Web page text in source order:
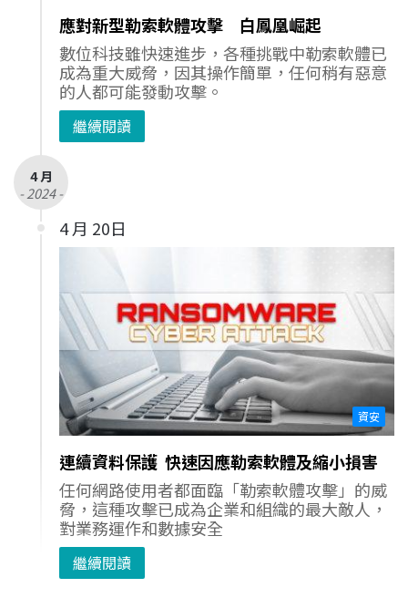
應對新型勒索軟體攻擊 白鳳凰崛起
數位科技雖快速進步，各種挑戰中勒索軟體已
成為重大威脅，因其操作簡單，任何稍有惡意
的人都可能發動攻擊。
繼續閱讀
4 月
- 2024 -
4 月 20日
資安
連續資料保護 快速因應勒索軟體及縮小損害
任何網路使用者都面臨「勒索軟體攻擊」的威
脅，這種攻擊已成為企業和組織的最大敵人，
對業務運作和數據安全
繼續閱讀